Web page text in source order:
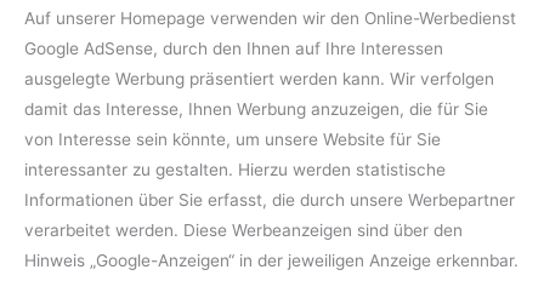
Auf unserer Homepage verwenden wir den Online-Werbedienst
Google AdSense, durch den Ihnen auf Ihre Interessen
ausgelegte Werbung präsentiert werden kann. Wir verfolgen
damit das Interesse, Ihnen Werbung anzuzeigen, die für Sie
von Interesse sein könnte, um unsere Website für Sie
interessanter zu gestalten. Hierzu werden statistische
Informationen über Sie erfasst, die durch unsere Werbepartner
verarbeitet werden. Diese Werbeanzeigen sind über den
Hinweis „Google-Anzeigen“ in der jeweiligen Anzeige erkennbar.